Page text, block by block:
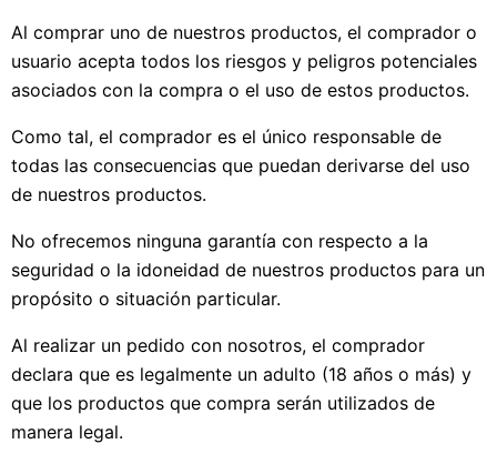
Al comprar uno de nuestros productos, el comprador o
usuario acepta todos los riesgos y peligros potenciales
asociados con la compra o el uso de estos productos.
Como tal, el comprador es el único responsable de
todas las consecuencias que puedan derivarse del uso
de nuestros productos.
No ofrecemos ninguna garantía con respecto a la
seguridad o la idoneidad de nuestros productos para un
propósito o situación particular.
Al realizar un pedido con nosotros, el comprador
declara que es legalmente un adulto (18 años o más) y
que los productos que compra serán utilizados de
manera legal.